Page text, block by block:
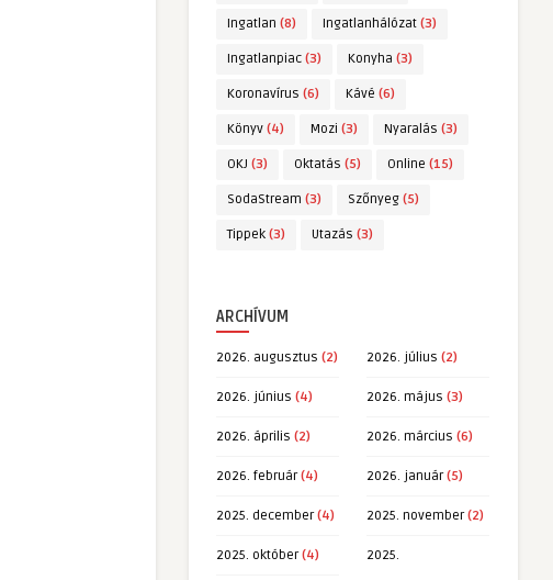
Ingatlan (8) Ingatlanhálózat (3)
Ingatlanpiac (3) Konyha (3)
Koronavírus (6) Kávé (6)
Könyv (4) Mozi (3) Nyaralás (3)
OKJ (3) Oktatás (5) Online (15)
SodaStream (3) Szőnyeg (5)
Tippek (3) Utazás (3)
ARCHÍVUM
2026. augusztus (2) 2026. július (2)
2026. június (4) 2026. május (3)
2026. április (2) 2026. március (6)
2026. február(4) 2026. január(5)
2025. december(4) 2025. november(2)
2025. október(4) 2025.